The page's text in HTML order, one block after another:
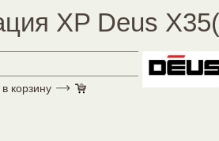
XP Deus
корзину